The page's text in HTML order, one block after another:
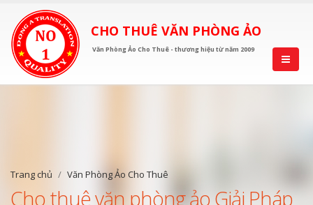
CHO THUÊ VĂN PHÒNG ẢO
Văn Phòng Ảo Cho Thuê - thương hiệu từ năm 2009
Trang chủ Văn Phòng Ảo Cho Thuê
Cho thuê văn phòng ảo Giải Pháp